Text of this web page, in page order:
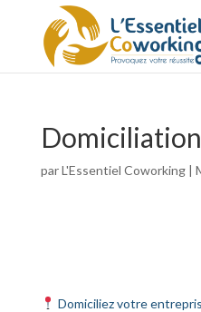
parL'Essentiel Coworking|
Domiciliez votre